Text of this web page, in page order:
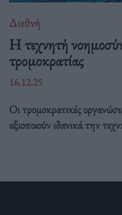
Διεθνή
Η τεχνητή
τρομοκρατίας
16.12.25
Οι τρομοκρατικές
αξιοποιούν ιδανικά την